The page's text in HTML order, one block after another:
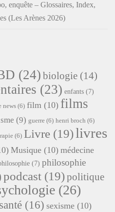
enquête – Glossaires, Index,
(Les Arènes 2026)
(24) biologie (14)
(23) enfants (7)
news (6) film (10) films
(9) guerre (6) henri broch (6)
(6) Livre (19)livres
Musique (10) médecine
(7) philosophie
podcast (19)politique
(26)
santé (16) sexisme (10)